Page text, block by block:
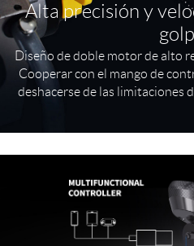
Alta precisión y
Diseño de doble motor de alto
Cooperar con el mango de
deshacerse de las limitaciones